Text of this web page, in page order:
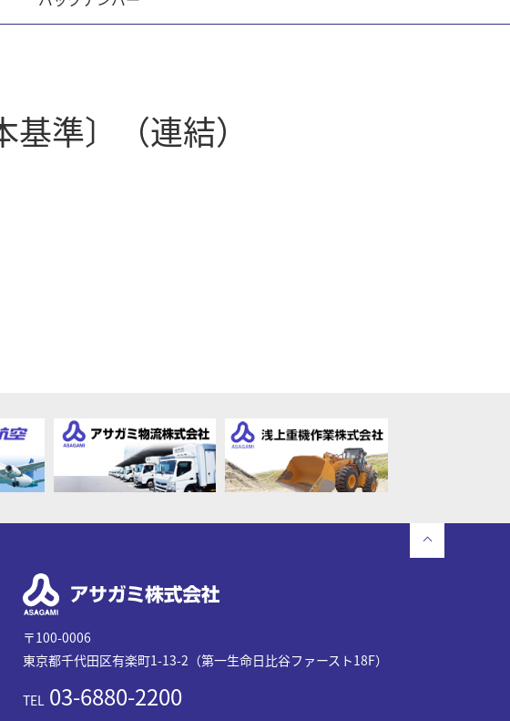
準〕（連結）
〒100-0006
東京都千代田区有楽町1-13-2（第一生命日比谷ファースト18F）
TEL03-6880-2200